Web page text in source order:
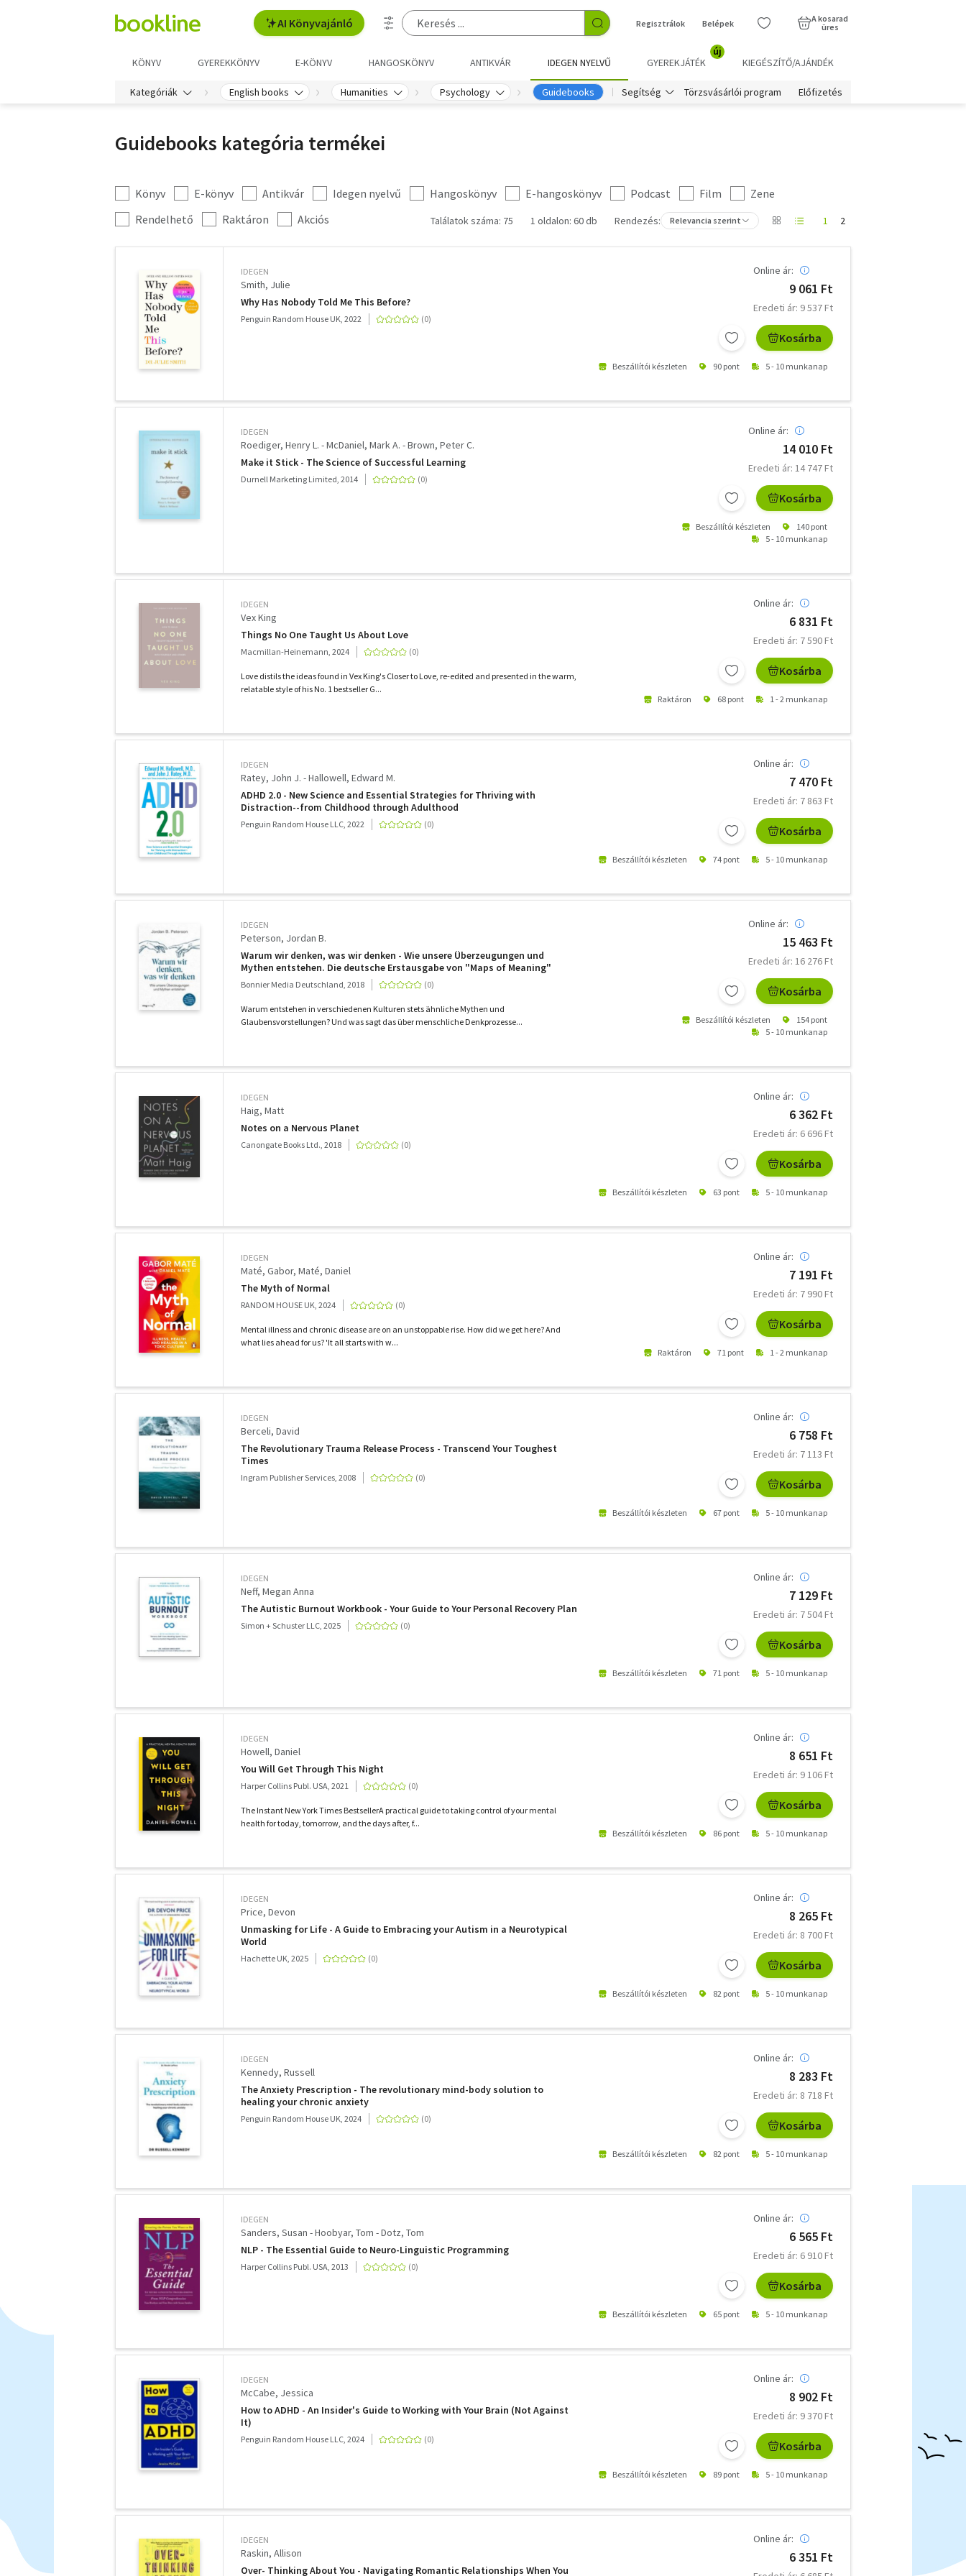
AI Könyvajánló Regisztrálok Belépek
A kosarad
üres
KÖNYV GYEREKKÖNYV E-KÖNYV HANGOSKÖNYV ANTIKVÁR IDEGEN NYELVŰ GYEREKJÁTÉK
új
KIEGÉSZÍTŐ/AJÁNDÉK
Kategóriák English books Humanities Psychology Guidebooks Segítség Törzsvásárlói program Előfizetés
Guidebooks kategória termékei
Kategória
szűrés
Könyv E-könyv Antikvár Idegen nyelvű Hangoskönyv E-hangoskönyv Podcast Film
Zene
További
szűrők
Rendelhető Raktáron Akciós Találatok száma: 75 1 oldalon: 60 db Rendezés: Relevancia szerint 1 2
IDEGEN
Smith, Julie
Why Has Nobody Told Me This Before?
Penguin Random House UK, 2022
Online ár:
9 061 Ft
Eredeti ár: 9 537 Ft
Kosárba
Beszállítói készleten 90 pont 5 - 10 munkanap
IDEGEN
Roediger, Henry L. - McDaniel, Mark A. - Brown, Peter C.
Make it Stick - The Science of Successful Learning
Durnell Marketing Limited, 2014
Online ár:
14 010 Ft
Eredeti ár: 14 747 Ft
Kosárba
Beszállítói készleten
140 pont
5 - 10 munkanap
IDEGEN
Vex King
Things No One Taught Us About Love
Macmillan-Heinemann, 2024
Love distils the ideas found in Vex King's Closer to Love, re-edited and presented in the warm,
relatable style of his No. 1 bestseller G...
Online ár:
6 831 Ft
Eredeti ár: 7 590 Ft
Kosárba
Raktáron 68 pont 1 - 2 munkanap
IDEGEN
Ratey, John J. - Hallowell, Edward M.
ADHD 2.0 - New Science and Essential Strategies for Thriving with
Distraction--from Childhood through Adulthood
Penguin Random House LLC, 2022
Online ár:
7 470 Ft
Eredeti ár: 7 863 Ft
Kosárba
Beszállítói készleten 74 pont 5 - 10 munkanap
IDEGEN
Peterson, Jordan B.
Warum wir denken, was wir denken - Wie unsere Überzeugungen und
Mythen entstehen. Die deutsche Erstausgabe von "Maps of Meaning"
Bonnier Media Deutschland, 2018
Warum entstehen in verschiedenen Kulturen stets ähnliche Mythen und
Glaubensvorstellungen? Und was sagt das über menschliche Denkprozesse...
Online ár:
15 463 Ft
Eredeti ár: 16 276 Ft
Kosárba
Beszállítói készleten
154 pont
5 - 10 munkanap
IDEGEN
Haig, Matt
Notes on a Nervous Planet
Canongate Books Ltd., 2018
Online ár:
6 362 Ft
Eredeti ár: 6 696 Ft
Kosárba
Beszállítói készleten 63 pont 5 - 10 munkanap
IDEGEN
Maté, Gabor Maté, Daniel
The Myth of Normal
RANDOM HOUSE UK, 2024
Mental illness and chronic disease are on an unstoppable rise. How did we get here? And
what lies ahead for us? 'It all starts with w...
Online ár:
7 191 Ft
Eredeti ár: 7 990 Ft
Kosárba
Raktáron 71 pont 1 - 2 munkanap
IDEGEN
Berceli, David
The Revolutionary Trauma Release Process - Transcend Your Toughest
Times
Ingram Publisher Services, 2008
Online ár:
6 758 Ft
Eredeti ár: 7 113 Ft
Kosárba
Beszállítói készleten 67 pont 5 - 10 munkanap
IDEGEN
Neff, Megan Anna
The Autistic Burnout Workbook - Your Guide to Your Personal Recovery Plan
Simon + Schuster LLC, 2025
Online ár:
7 129 Ft
Eredeti ár: 7 504 Ft
Kosárba
Beszállítói készleten 71 pont 5 - 10 munkanap
IDEGEN
Howell, Daniel
You Will Get Through This Night
Harper Collins Publ. USA, 2021
The Instant New York Times BestsellerA practical guide to taking control of your mental
health for today, tomorrow, and the days after, f...
Online ár:
8 651 Ft
Eredeti ár: 9 106 Ft
Kosárba
Beszállítói készleten 86 pont 5 - 10 munkanap
IDEGEN
Price, Devon
Unmasking for Life - A Guide to Embracing your Autism in a Neurotypical
World
Hachette UK, 2025
Online ár:
8 265 Ft
Eredeti ár: 8 700 Ft
Kosárba
Beszállítói készleten 82 pont 5 - 10 munkanap
IDEGEN
Kennedy, Russell
The Anxiety Prescription - The revolutionary mind-body solution to
healing your chronic anxiety
Penguin Random House UK, 2024
Online ár:
8 283 Ft
Eredeti ár: 8 718 Ft
Kosárba
Beszállítói készleten 82 pont 5 - 10 munkanap
IDEGEN
Sanders, Susan - Hoobyar, Tom - Dotz, Tom
NLP - The Essential Guide to Neuro-Linguistic Programming
Harper Collins Publ. USA, 2013
Online ár:
6 565 Ft
Eredeti ár: 6 910 Ft
Kosárba
Beszállítói készleten 65 pont 5 - 10 munkanap
IDEGEN
McCabe, Jessica
How to ADHD - An Insider's Guide to Working with Your Brain (Not Against
It)
Penguin Random House LLC, 2024
Online ár:
8 902 Ft
Eredeti ár: 9 370 Ft
Kosárba
Beszállítói készleten 89 pont 5 - 10 munkanap
IDEGEN
Raskin, Allison
Over- Thinking About You - Navigating Romantic Relationships When You
Online ár:
6 351 Ft